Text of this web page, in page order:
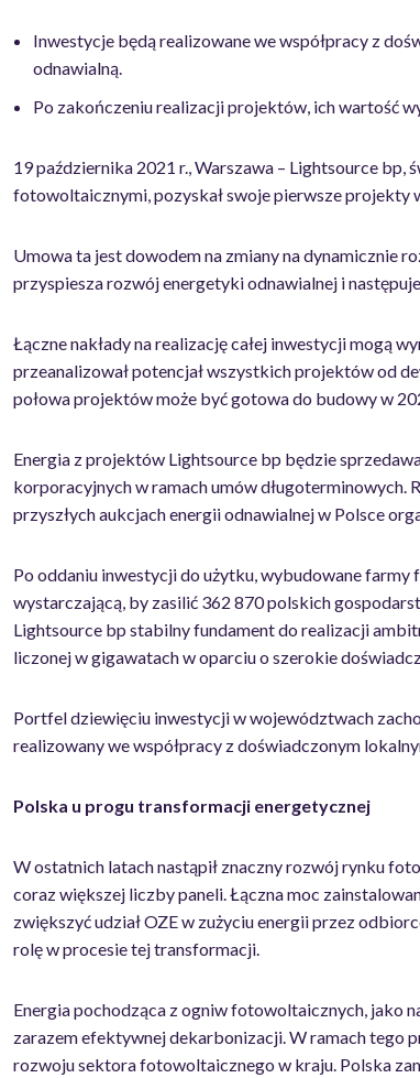
Inwestycje będą realizowane we współpracy z
odnawialną.
Po zakończeniu realizacji projektów, ich wartość
19 października 2021 r., Warszawa – Lightsource
fotowoltaicznymi, pozyskał swoje pierwsze projekty
Umowa ta jest dowodem na zmiany na dynamicznie
przyspiesza rozwój energetyki odnawialnej i
Łączne nakłady na realizację całej inwestycji mogą
przeanalizował potencjał wszystkich projektów od
połowa projektów może być gotowa do budowy w
Energia z projektów Lightsource bp będzie
korporacyjnych w ramach umów długoterminowych.
przyszłych aukcjach energii odnawialnej w Polsce
Po oddaniu inwestycji do użytku, wybudowane
wystarczającą, by zasilić 362 870 polskich
Lightsource bp stabilny fundament do realizacji
liczonej w gigawatach w oparciu o szerokie
Portfel dziewięciu inwestycji w województwach
realizowany we współpracy z doświadczonym
Polska u progu transformacji energetycznej
W ostatnich latach nastąpił znaczny rozwój rynku
coraz większej liczby paneli. Łączna moc
zwiększyć udział OZE w zużyciu energii przez
rolę w procesie tej transformacji.
Energia pochodząca z ogniw fotowoltaicznych, jako
zarazem efektywnej dekarbonizacji. W ramach tego
rozwoju sektora fotowoltaicznego w kraju. Polska